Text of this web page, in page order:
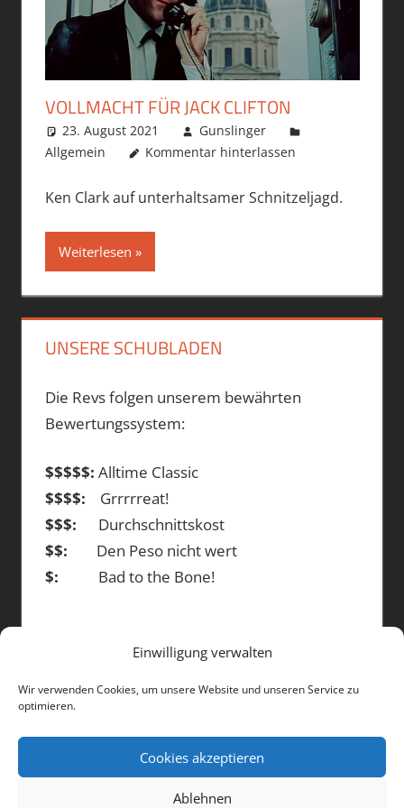
Einwilligung verwalten
Wir verwenden Cookies, um unsere Website und unseren Service zu
optimieren.
Cookies akzeptieren
Ablehnen
VOLLMACHT FÜR JACK CLIFTON
23. August 2021
Gunslinger
Allgemein
Kommentar hinterlassen
Ken Clark auf unterhaltsamer Schnitzeljagd.
Weiterlesen
UNSERE SCHUBLADEN
Die Revs folgen unserem bewährten
Bewertungssystem:
$$$$$: Alltime Classic
$$$$: Grrrrreat!
$$$: Durchschnittskost
$$: Den Peso nicht wert
$: Bad to the Bone!
DIE BEITRÄGE